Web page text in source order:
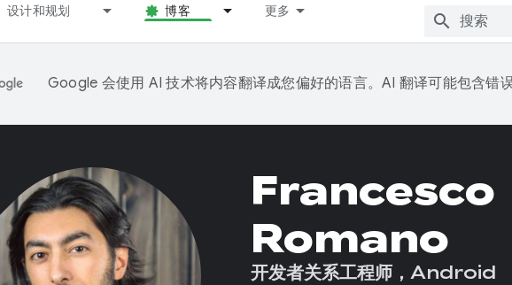
设计和规划 博客 更多
Google 会使用 AI 技术将内容翻译成您偏好的语言。AI 翻译可能包含错
Francesco
Romano
开发者关系工程师，Android